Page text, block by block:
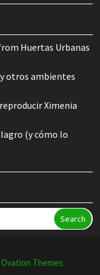
Huertas Urbanas
otros ambientes
Ximenia
(y cómo lo
Search
Themes